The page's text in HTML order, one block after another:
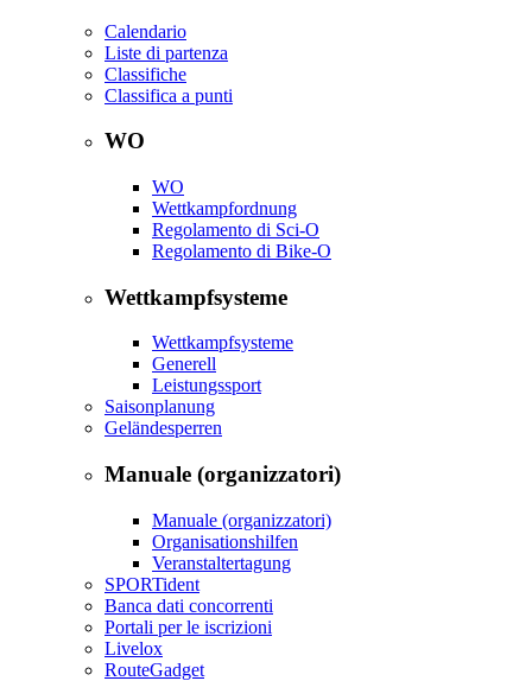
Calendario
Liste di partenza
Classifiche
Classifica a punti
WO
WO
Wettkampfordnung
Regolamento di Sci-O
Regolamento di Bike-O
Wettkampfsysteme
Wettkampfsysteme
Generell
Leistungssport
Saisonplanung
Geländesperren
Manuale (organizzatori)
Manuale (organizzatori)
Organisationshilfen
Veranstaltertagung
SPORTident
Banca dati concorrenti
Portali per le iscrizioni
Livelox
RouteGadget